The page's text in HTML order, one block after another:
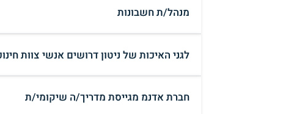
מנהל/ת חשבונות
לגני האיכות של ניטון דרושים אנשי צוות
חברת אדנמ מגייסת מדריך/ה שיקומי/ת